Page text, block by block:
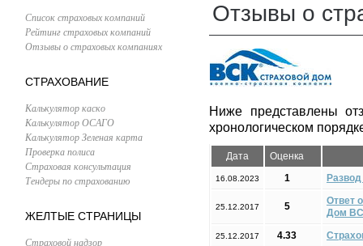
Список страховых компаний
Рейтинг страховых компаний
Отзывы о страховых компаниях
СТРАХОВАНИЕ
Калькулятор каско
Калькулятор ОСАГО
Калькулятор Зеленая карта
Проверка полиса
Страховая консультация
Тендеры по страхованию
ЖЕЛТЫЕ СТРАНИЦЫ
Страховой надзор
Отзывы о
Ниже представлены
хронологическом
Дата Оценка
16.08.2023 1
25.12.2017 5
Ответ
Дом
25.12.2017 4.33